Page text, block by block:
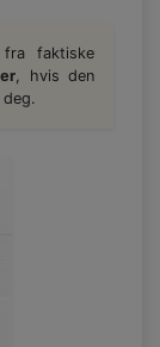
faktiske
, hvis den